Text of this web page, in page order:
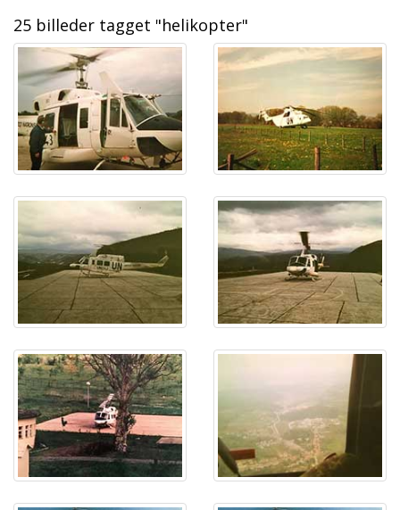
25 billeder tagget "helikopter"